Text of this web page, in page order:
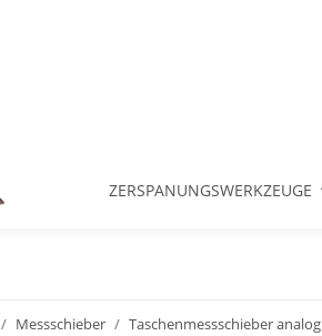
ZERSPANUNGSWERKZEUGE
Messschieber Taschenmessschieber analog